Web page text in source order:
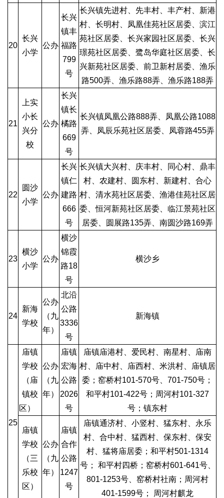
20
长兴
小学
公办
长兴
镇丰
福路
799
号
长兴镇先进村、先丰村、丰产村、新港
村、长明村、凤凰佳苑社区居委、滨江
苑社区居委、长兴家园社区居委、长兴
璟苑社区居委、鹭岛华庭社区居委、长
兴新苑社区居委、前卫新村居委、渔乐
路500弄、渔乐路88弄、渔乐路188弄
21
上实
小长
兴分
校
公办
长兴
镇长
橘路
669
号
长兴镇凤凰公路888弄、凤凰公路1088
弄、凤辰乐苑社区居委、凤蓉路455弄
22
圆沙
小学
公办
长兴
镇仁
建路
666
号
长兴镇大兴村、庆丰村、同心村、鼎丰
村、农建村、圆东村、新建村、合心
村、清水苑社区居委、渔港佳苑社区居
委、恒河新苑社区居委、临江景苑社区
居委、圆展路135弄、南圆沙路169弄
23
横沙
小学
公办
横沙
锦霞
路18
号
横沙乡
24
新海
学校
公办
（九
年）
北沿
公路
3336
号
新海镇
25
庙镇
学校
（庙
镇校
区）
公办
（九
年）
庙镇
宏海
公路
2026
号
庙镇庙港村、爱民村、南星村、庙南
村、庙中村、庙西村、米洪村、庙镇居
委；窑桥村101-570号、701-750号；
和平村101-422号；周河村101-327
号；镇东村
庙镇
学校
（三
乐校
区）
公办
（九
年）
庙镇
合作
公路
1247
号
庙镇通济村、小竖村、猛东村、永乐
村、合中村、猛西村、保东村、保安
村、猛将庙居委；和平村501-1314
号； 和平村四桥；窑桥村601-641号、
801-1253号、窑桥村社南；周河村
401-1599号； 周河村麒龙